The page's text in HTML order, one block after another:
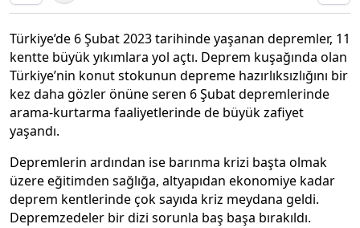
Türkiye’de 6 Şubat 2023 tarihinde yaşanan depremler, 11
kentte büyük yıkımlara yol açtı. Deprem kuşağında olan
Türkiye’nin konut stokunun depreme hazırlıksızlığını bir
kez daha gözler önüne seren 6 Şubat depremlerinde
arama-kurtarma faaliyetlerinde de büyük zafiyet
yaşandı.
Depremlerin ardından ise barınma krizi başta olmak
üzere eğitimden sağlığa, altyapıdan ekonomiye kadar
deprem kentlerinde çok sayıda kriz meydana geldi.
Depremzedeler bir dizi sorunla baş başa bırakıldı.